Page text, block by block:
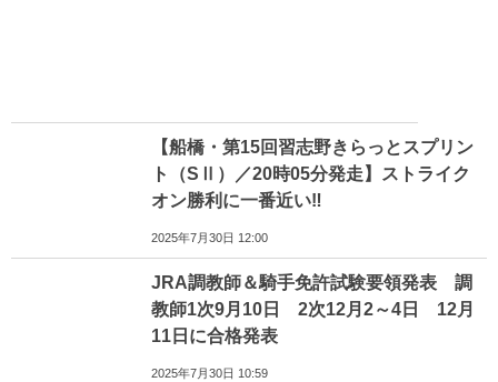
【船橋・第15回習志野きらっとスプリン
ト（SⅡ）／20時05分発走】ストライク
オン勝利に一番近い‼
2025年7月30日 12:00
JRA調教師＆騎手免許試験要領発表 調
教師1次9月10日 2次12月2～4日 12月
11日に合格発表
2025年7月30日 10:59